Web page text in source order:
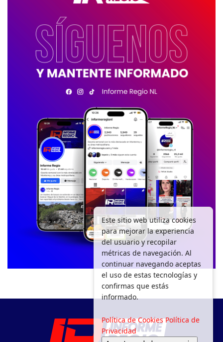
Este sitio web utiliza cookies
para mejorar la experiencia
del usuario y recopilar
métricas de navegación. Al
continuar navegando aceptas
el uso de estas tecnologías y
confirmas que estás
informado.
Política de Cookies Política de
Privacidad